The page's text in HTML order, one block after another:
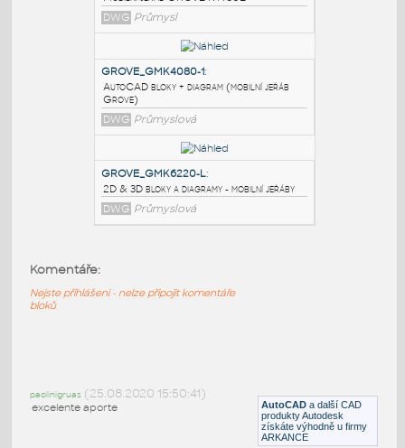
GROVE_GMK5130-2
Mobilní jeřáb GROVE GMK5130-2
DWG
Průmysl
GROVE_RT760E:
Mobilní jeřáb GROVE RT760E
DWG Průmysl
2D & 3D bloky a diagramy - mobilní jeřáby
AutoCAD a další CAD
produkty Autodesk
získáte výhodně u firmy
ARKANCE
Komentáře:
Nejste přihlášeni - nelze připojit komentáře
bloků
paolinigruas (25.08.2020 15:50:41)
excelente aporte